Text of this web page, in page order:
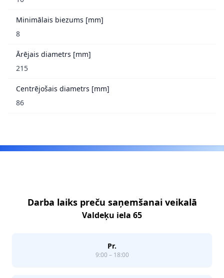
Minimālais biezums [mm]
8
Ārējais diametrs [mm]
215
Centrējošais diametrs [mm]
86
Darba laiks preču saņemšanai veikalā
Valdeķu iela 65
Pr.
9:00 – 18:00